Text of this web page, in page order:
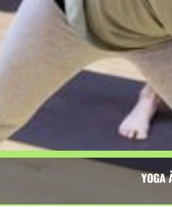
YOGA
postures physiques, des